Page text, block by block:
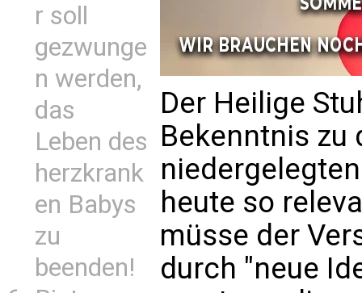
r soll
gezwunge
n werden,
das
Leben des
herzkrank
en Babys
zu
beenden!
Der Heilige
Bekenntnis zu
heute so
müsse der
durch "neue